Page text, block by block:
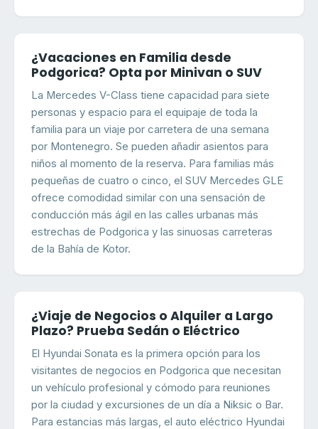
¿Vacaciones en Familia desde
Podgorica? Opta por Minivan o SUV
La Mercedes V-Class tiene capacidad para siete
personas y espacio para el equipaje de toda la
familia para un viaje por carretera de una semana
por Montenegro. Se pueden añadir asientos para
niños al momento de la reserva. Para familias más
pequeñas de cuatro o cinco, el SUV Mercedes GLE
ofrece comodidad similar con una sensación de
conducción más ágil en las calles urbanas más
estrechas de Podgorica y las sinuosas carreteras
de la Bahía de Kotor.
¿Viaje de Negocios o Alquiler a Largo
Plazo? Prueba Sedán o Eléctrico
El Hyundai Sonata es la primera opción para los
visitantes de negocios en Podgorica que necesitan
un vehículo profesional y cómodo para reuniones
por la ciudad y excursiones de un día a Niksic o Bar.
Para estancias más largas, el auto eléctrico Hyundai